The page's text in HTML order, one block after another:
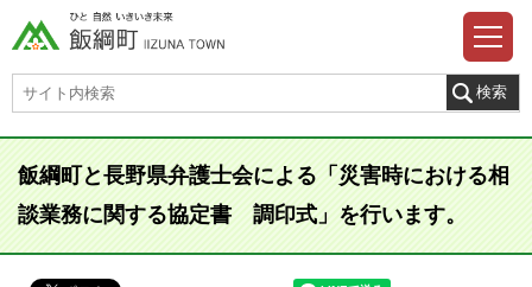
飯綱町と長野県弁護士会による「災害時における相
談業務に関する協定書 調印式」を行います。